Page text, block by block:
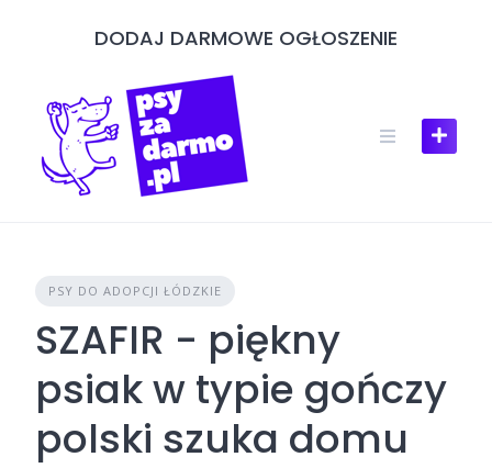
DODAJ DARMOWE OGŁOSZENIE
PSY DO ADOPCJI ŁÓDZKIE
SZAFIR - piękny
psiak w typie gończy
polski szuka domu